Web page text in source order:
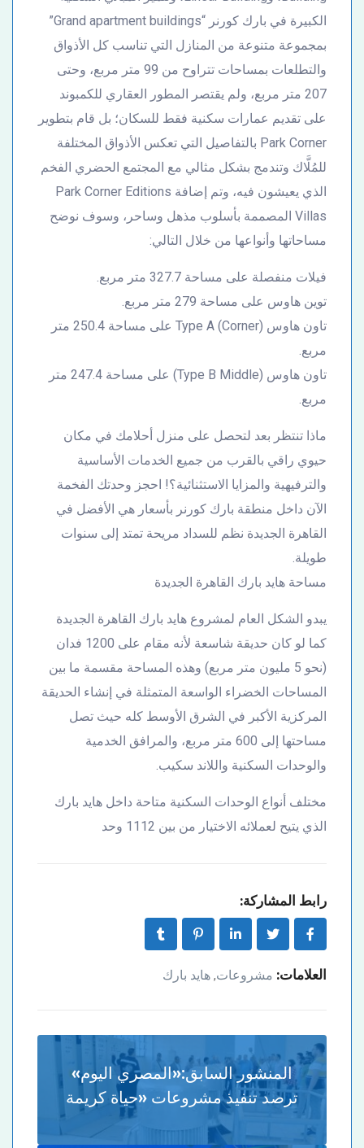
الكبيرة في بارك كورنر “Grand apartment buildings”
بمجموعة متنوعة من المنازل التي تناسب كل الأذواق
والتطلعات بمساحات تتراوح من 99 متر مربع، وحتى
207 متر مربع، ولم يقتصر المطور العقاري للكمبوند
على تقديم عمارات سكنية فقط للسكان؛ بل قام بتطوير
Park Corner بالتفاصيل التي تعكس الأذواق المختلفة
للمُلَّاك وتندمج بشكل مثالي مع المجتمع الحضري الفخم
الذي يعيشون فيه، وتم إضافة Park Corner Editions
Villas المصممة بأسلوب مذهل وساحر، وسوف نوضح
مساحاتها وأنواعها من خلال التالي:
فيلات منفصلة على مساحة 327.7 متر مربع.
توين هاوس على مساحة 279 متر مربع.
تاون هاوس Type A (Corner) على مساحة 250.4 متر
مربع.
تاون هاوس (Type B Middle) على مساحة 247.4 متر
مربع.
ماذا تنتظر بعد لتحصل على منزل أحلامك في مكان
حيوي راقي بالقرب من جميع الخدمات الأساسية
والترفيهية والمزايا الاستثنائية؟! احجز وحدتك الفخمة
الآن داخل منطقة بارك كورنر بأسعار هي الأفضل في
القاهرة الجديدة نظم للسداد مريحة تمتد إلى سنوات
طويلة.
مساحة هايد بارك القاهرة الجديدة
يبدو الشكل العام لمشروع هايد بارك القاهرة الجديدة
كما لو كان حديقة شاسعة لأنه مقام على 1200 فدان
(نحو 5 مليون متر مربع) وهذه المساحة مقسمة ما بين
المساحات الخضراء الواسعة المتمثلة في إنشاء الحديقة
المركزية الأكبر في الشرق الأوسط كله حيث تصل
مساحتها إلى 600 متر مربع، والمرافق الخدمية
والوحدات السكنية واللاند سكيب.
مختلف أنواع الوحدات السكنية متاحة داخل هايد بارك
الذي يتيح لعملائه الاختيار من بين 1112 وحد
رابط المشاركة:
العلامات: مشروعات, هايد بارك
المنشور السابق:«المصري اليوم»
ترصد تنفيذ مشروعات «حياة كريمة